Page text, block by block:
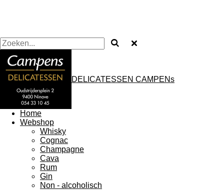
DELICATESSEN CAMPENs
Home
Webshop
Whisky
Cognac
Champagne
Cava
Rum
Gin
Non - alcoholisch